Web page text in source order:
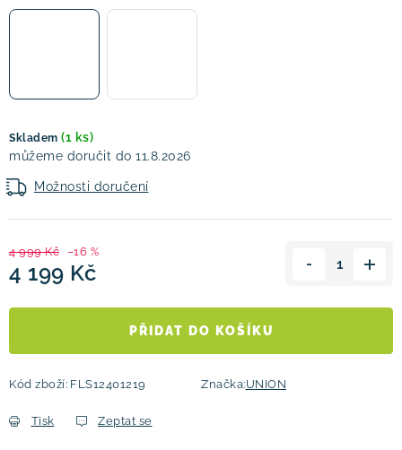
Skladem (1 ks)
11.8.2026
Možnosti doručení
4 999 Kč –16 %
4 199 Kč
PŘIDAT DO KOŠÍKU
Kód zboží: FLS12401219 Značka:UNION
Tisk Zeptat se